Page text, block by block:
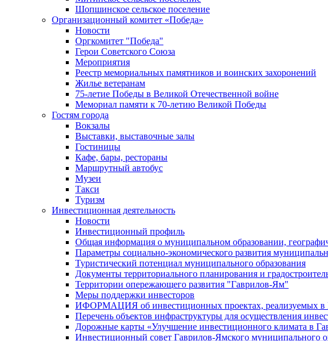
Шопшинское сельское поселение
Организационный комитет «Победа»
Новости
Оргкомитет "Победа"
Герои Советского Союза
Мероприятия
Реестр мемориальных памятников и воинских захоронений
Жилье ветеранам
75-летие Победы в Великой Отечественной войне
Мемориал памяти к 70-летию Великой Победы
Гостям города
Вокзалы
Выставки, выставочные залы
Гостиницы
Кафе, бары, рестораны
Маршрутный автобус
Музеи
Такси
Туризм
Инвестиционная деятельность
Новости
Инвестиционный профиль
Общая информация о муниципальном образовании,
Параметры социально-экономического развития
Туристический потенциал муниципального образования
Документы территориального планирования и
Территории опережающего развития "Гаврилов-Ям"
Меры поддержки инвесторов
ИФОРМАЦИЯ об инвестиционных проектах, реализуемых в
Перечень объектов инфраструктуры для осуществления
Дорожные карты «Улучшение инвестиционного климата в
Инвестиционный совет Гаврилов-Ямского муниципального